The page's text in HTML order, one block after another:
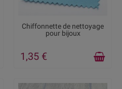
EN STOCK
Chiffonnette de nettoyage
pour bijoux
1,35 €